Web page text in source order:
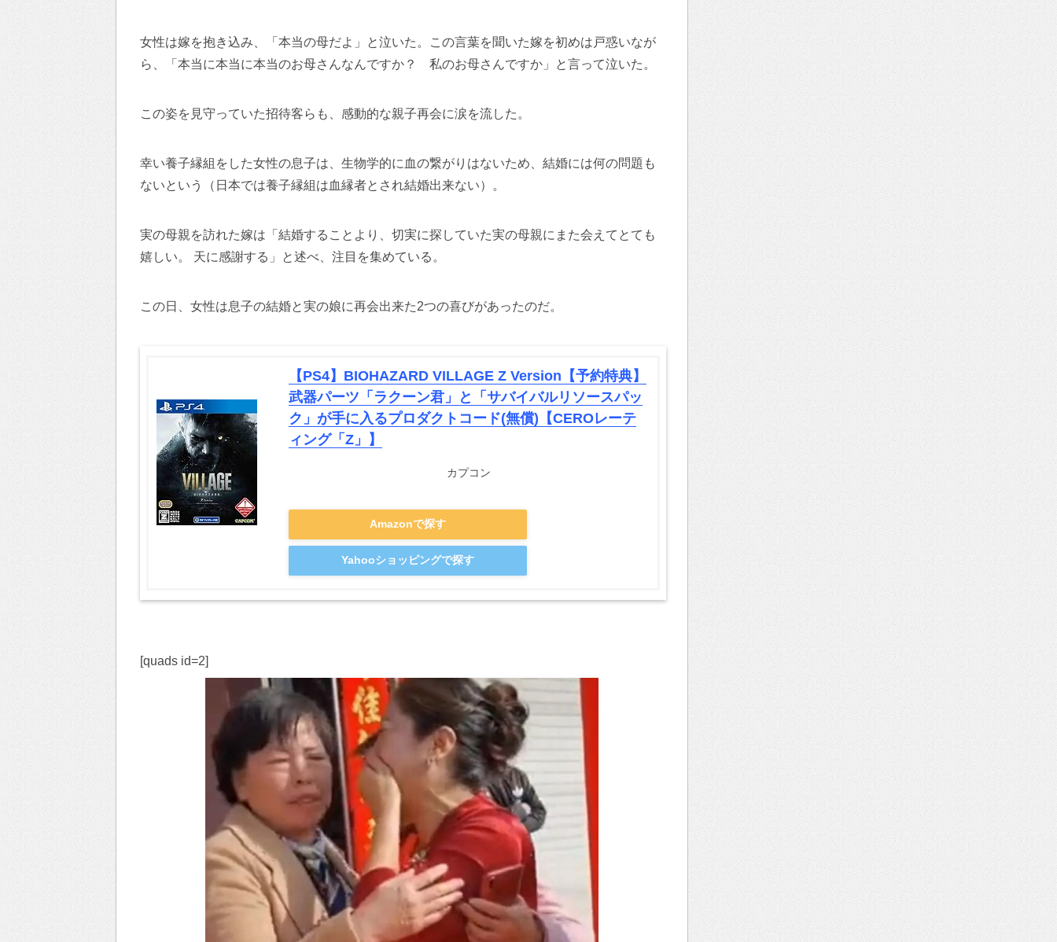
女性は嫁を抱き込み、「本当の母だよ」と泣いた。この言葉を聞いた嫁を初めは戸惑いなが
ら、「本当に本当に本当のお母さんなんですか？ 私のお母さんですか」と言って泣いた。
この姿を見守っていた招待客らも、感動的な親子再会に涙を流した。
幸い養子縁組をした女性の息子は、生物学的に血の繋がりはないため、結婚には何の問題も
ないという（日本では養子縁組は血縁者とされ結婚出来ない）。
実の母親を訪れた嫁は「結婚することより、切実に探していた実の母親にまた会えてとても
嬉しい。 天に感謝する」と述べ、注目を集めている。
この日、女性は息子の結婚と実の娘に再会出来た2つの喜びがあったのだ。
【PS4】BIOHAZARD VILLAGE Z Version【予約特典】
武器パーツ「ラクーン君」と「サバイバルリソースパッ
ク」が手に入るプロダクトコード(無償)【CEROレーテ
ィング「Z」】
カプコン
Amazonで探す
Yahooショッピングで探す
[quads id=2]